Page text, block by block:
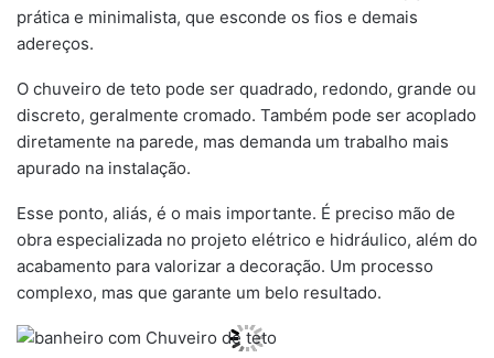
prática e minimalista, que esconde os fios e demais
adereços.
O chuveiro de teto pode ser quadrado, redondo, grande ou
discreto, geralmente cromado. Também pode ser acoplado
diretamente na parede, mas demanda um trabalho mais
apurado na instalação.
Esse ponto, aliás, é o mais importante. É preciso mão de
obra especializada no projeto elétrico e hidráulico, além do
acabamento para valorizar a decoração. Um processo
complexo, mas que garante um belo resultado.